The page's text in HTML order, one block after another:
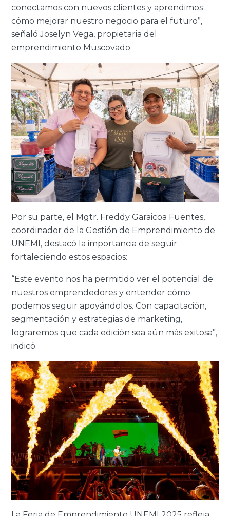
conectamos con nuevos clientes y aprendimos
cómo mejorar nuestro negocio para el futuro”,
señaló Joselyn Vega, propietaria del
emprendimiento Muscovado.
Por su parte, el Mgtr. Freddy Garaicoa Fuentes,
coordinador de la Gestión de Emprendimiento de
UNEMI, destacó la importancia de seguir
fortaleciendo estos espacios:
“Este evento nos ha permitido ver el potencial de
nuestros emprendedores y entender cómo
podemos seguir apoyándolos. Con capacitación,
segmentación y estrategias de marketing,
lograremos que cada edición sea aún más exitosa”,
indicó.